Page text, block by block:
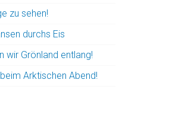
zu sehen!
durchs Eis
wir Grönland entlang!
Arktischen Abend!